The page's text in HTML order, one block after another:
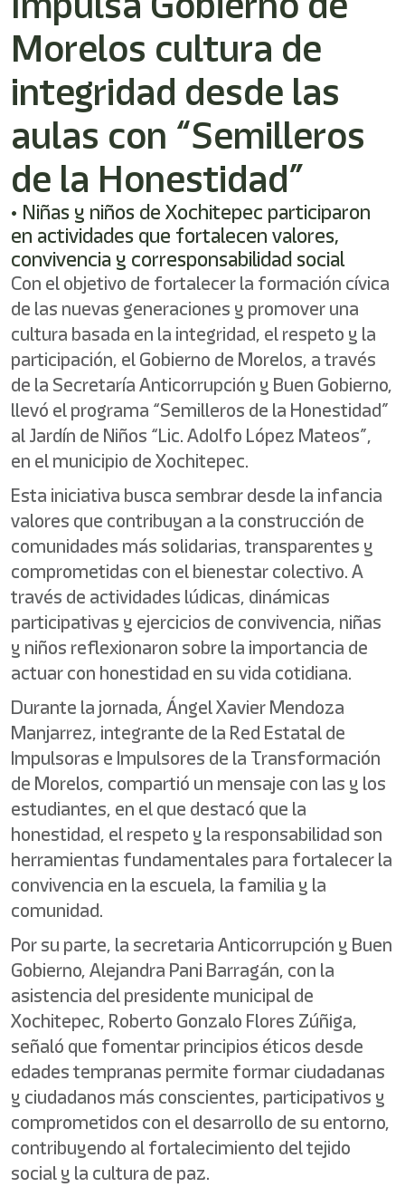
Este
acceso
directo
lector
de
pantalla
ayudarle
navegar
interactuar
con
contenido.
Morelos cultura de
integridad desde las
aulas con “Semilleros
de la Honestidad”
• Niñas y niños de Xochitepec participaron
en actividades que fortalecen valores,
convivencia y corresponsabilidad social
Con el objetivo de fortalecer la formación cívica
de las nuevas generaciones y promover una
cultura basada en la integridad, el respeto y la
participación, el Gobierno de Morelos, a través
de la Secretaría Anticorrupción y Buen Gobierno,
llevó el programa “Semilleros de la Honestidad”
al Jardín de Niños “Lic. Adolfo López Mateos”,
en el municipio de Xochitepec.
Esta iniciativa busca sembrar desde la infancia
valores que contribuyan a la construcción de
comunidades más solidarias, transparentes y
comprometidas con el bienestar colectivo. A
través de actividades lúdicas, dinámicas
participativas y ejercicios de convivencia, niñas
y niños reflexionaron sobre la importancia de
actuar con honestidad en su vida cotidiana.
Durante la jornada, Ángel Xavier Mendoza
Manjarrez, integrante de la Red Estatal de
Impulsoras e Impulsores de la Transformación
de Morelos, compartió un mensaje con las y los
estudiantes, en el que destacó que la
honestidad, el respeto y la responsabilidad son
herramientas fundamentales para fortalecer la
convivencia en la escuela, la familia y la
comunidad.
Por su parte, la secretaria Anticorrupción y Buen
Gobierno, Alejandra Pani Barragán, con la
asistencia del presidente municipal de
Xochitepec, Roberto Gonzalo Flores Zúñiga,
señaló que fomentar principios éticos desde
edades tempranas permite formar ciudadanas
y ciudadanos más conscientes, participativos y
comprometidos con el desarrollo de su entorno,
contribuyendo al fortalecimiento del tejido
social y la cultura de paz.